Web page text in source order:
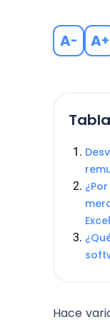
A- A+
Hace